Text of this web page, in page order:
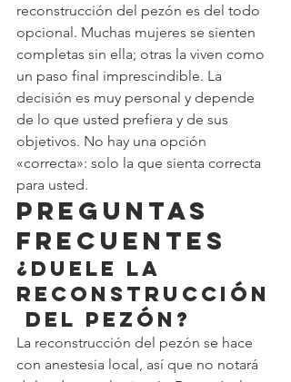
reconstrucción del pezón es del todo
opcional. Muchas mujeres se sienten
completas sin ella; otras la viven como
un paso final imprescindible. La
decisión es muy personal y depende
de lo que usted prefiera y de sus
objetivos. No hay una opción
«correcta»: solo la que sienta correcta
para usted.
Preguntas
frecuentes
¿Duele la
reconstrucción
del pezón?
La reconstrucción del pezón se hace
con anestesia local, así que no notará